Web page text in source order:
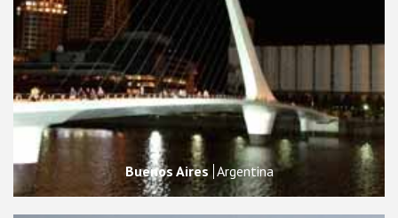
Buenos Aires Argentina